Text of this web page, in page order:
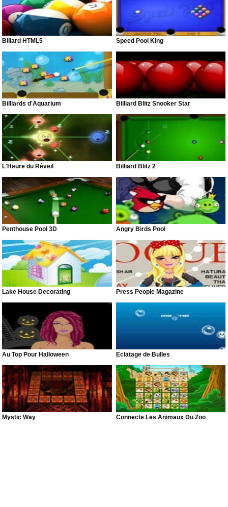
Billard HTML5 Speed Pool King
Billiards d'Aquarium Billiard Blitz Snooker Star
L'Heure du Réveil Billiard Blitz 2
Penthouse Pool 3D Angry Birds Pool
Lake House Decorating Press People Magazine
Au Top Pour Halloween Éclatage de Bulles
Mystic Way Connecte Les Animaux Du Zoo